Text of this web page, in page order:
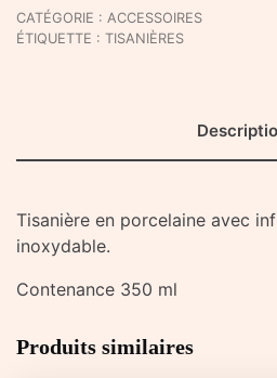
CATÉGORIE : ACCESSOIRES
ÉTIQUETTE : TISANIÈRES
Tisanière en porcelaine avec
inoxydable.
Contenance 350 ml
Produits similaires